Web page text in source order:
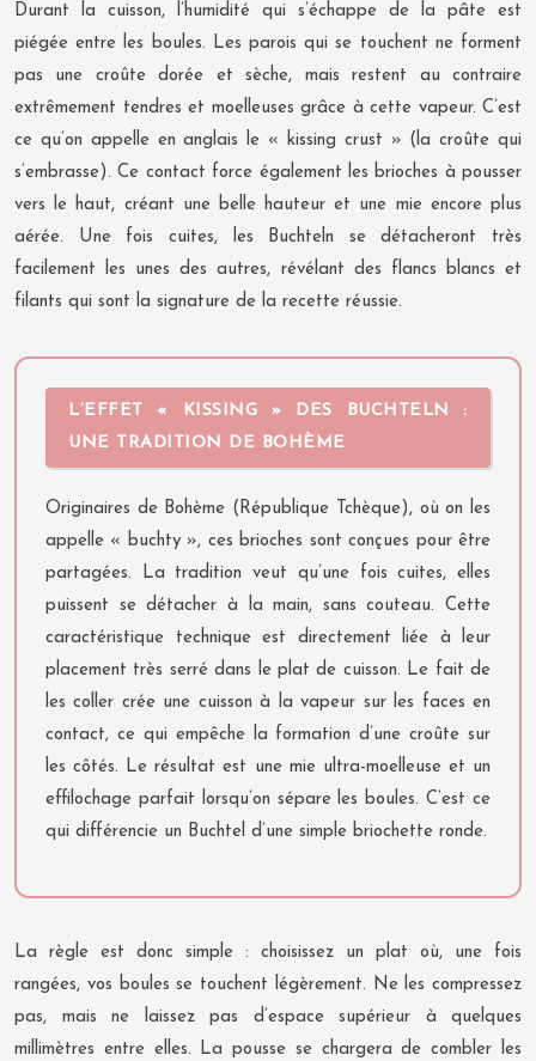
Durant la cuisson, l’humidité qui s’échappe de la pâte est
piégée entre les boules. Les parois qui se touchent ne forment
pas une croûte dorée et sèche, mais restent au contraire
extrêmement tendres et moelleuses grâce à cette vapeur. C’est
ce qu’on appelle en anglais le « kissing crust » (la croûte qui
s’embrasse). Ce contact force également les brioches à pousser
vers le haut, créant une belle hauteur et une mie encore plus
aérée. Une fois cuites, les Buchteln se détacheront très
facilement les unes des autres, révélant des flancs blancs et
filants qui sont la signature de la recette réussie.
L’EFFET « KISSING » DES BUCHTELN :
UNE TRADITION DE BOHÈME
Originaires de Bohème (République Tchèque), où on les
appelle « buchty », ces brioches sont conçues pour être
partagées. La tradition veut qu’une fois cuites, elles
puissent se détacher à la main, sans couteau. Cette
caractéristique technique est directement liée à leur
placement très serré dans le plat de cuisson. Le fait de
les coller crée une cuisson à la vapeur sur les faces en
contact, ce qui empêche la formation d’une croûte sur
les côtés. Le résultat est une mie ultra-moelleuse et un
effilochage parfait lorsqu’on sépare les boules. C’est ce
qui différencie un Buchtel d’une simple briochette ronde.
La règle est donc simple : choisissez un plat où, une fois
rangées, vos boules se touchent légèrement. Ne les compressez
pas, mais ne laissez pas d’espace supérieur à quelques
millimètres entre elles. La pousse se chargera de combler les